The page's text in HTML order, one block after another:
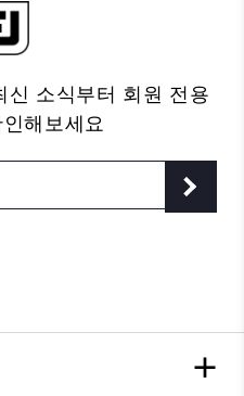
신 소식부터 회원 전용
해보세요